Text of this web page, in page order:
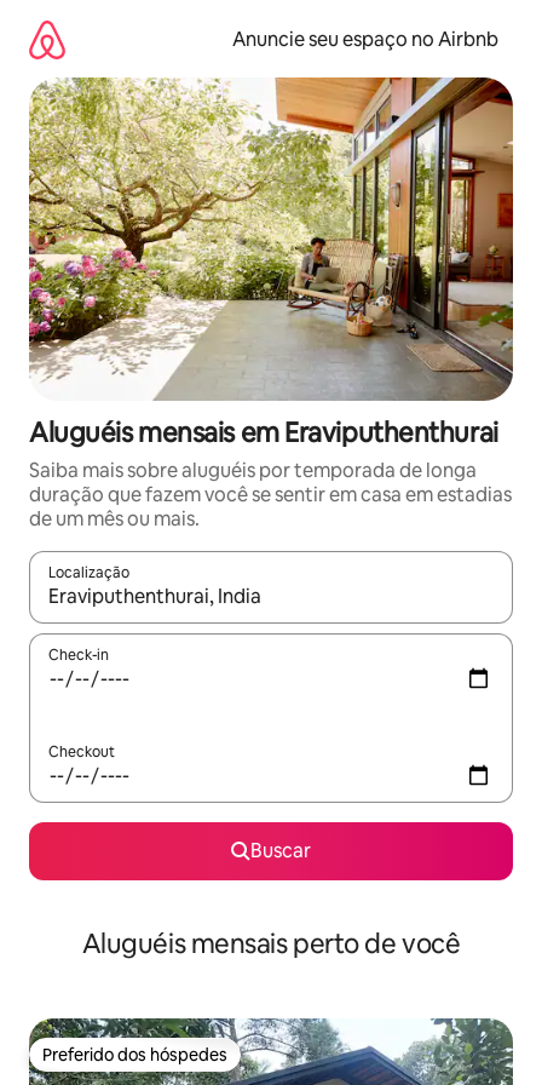
para
conteúdo
Anuncie seu espaço no Airbnb
Aluguéis mensais em Eraviputhenthurai
Saiba mais sobre aluguéis por temporada de longa
duração que fazem você se sentir em casa em estadias
de um mês ou mais.
Localização
Quando os resultados estiverem disponíveis, explore-os
Check-in
Checkout
Buscar
Aluguéis mensais perto de você
Preferido dos hóspedes
Preferido dos hóspedes